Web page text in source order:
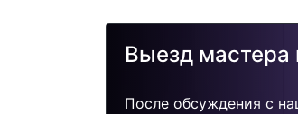
Выезд мастера
После обсуждения с